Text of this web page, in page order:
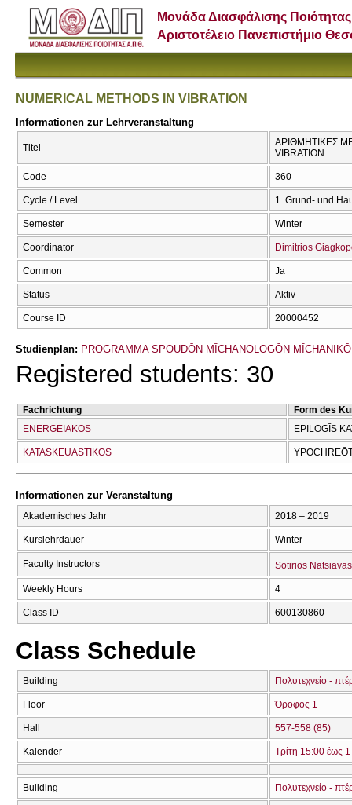
Μονάδα Διασφάλισης Ποιότητας
Αριστοτέλειο Πανεπιστήμιο
NUMERICAL METHODS IN VIBRATION
Informationen zur Lehrveranstaltung
Titel
ΑΡΙΘΜΗΤΙΚΕΣ
VIBRATION
Code 360
Cycle / Level 1. Grund- und
Semester Winter
Coordinator Dimitrios
Common Ja
Status Aktiv
Course ID 20000452
Studienplan: PROGRAMMA SPOUDŌN MĪCΗANOLOGŌN
Registered students: 30
Fachrichtung
Form des
ENERGEIAKOS
EPILOGĪS
KATASKEUASTIKOS
Informationen zur Veranstaltung
Akademisches Jahr 2018 – 2019
Kurslehrdauer Winter
Faculty Instructors Sotirios Natsiavas
Weekly Hours 4
Class ID 600130860
Class Schedule
Building Πολυτεχνείο -
Floor Όροφος 1
Hall 557-558 (85)
Kalender Τρίτη 15:00 έως
Building Πολυτεχνείο -